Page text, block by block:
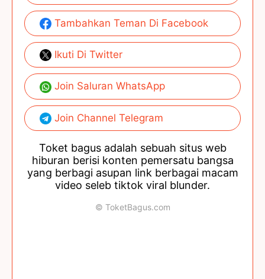
Tambahkan Teman Di Facebook
Ikuti Di Twitter
Join Saluran WhatsApp
Join Channel Telegram
Toket bagus adalah sebuah situs web
hiburan berisi konten pemersatu bangsa
yang berbagi asupan link berbagai macam
video seleb tiktok viral blunder.
© ToketBagus.com